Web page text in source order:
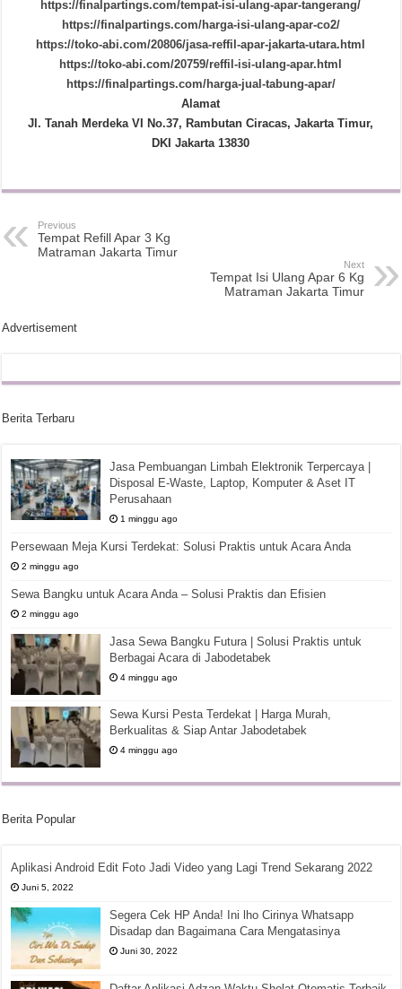
https://finalpartings.com/tempat-isi-ulang-apar-tangerang/
https://finalpartings.com/harga-isi-ulang-apar-co2/
https://toko-abi.com/20806/jasa-reffil-apar-jakarta-utara.html
https://toko-abi.com/20759/reffil-isi-ulang-apar.html
https://finalpartings.com/harga-jual-tabung-apar/
Alamat
Jl. Tanah Merdeka VI No.37, Rambutan Ciracas, Jakarta Timur,
DKI Jakarta 13830
Previous
Tempat Refill Apar 3 Kg
Matraman Jakarta Timur
Next
Tempat Isi Ulang Apar 6 Kg
Matraman Jakarta Timur
Advertisement
Berita Terbaru
Jasa Pembuangan Limbah Elektronik Terpercaya |
Disposal E-Waste, Laptop, Komputer & Aset IT
Perusahaan
1 minggu ago
Persewaan Meja Kursi Terdekat: Solusi Praktis untuk Acara Anda
2 minggu ago
Sewa Bangku untuk Acara Anda – Solusi Praktis dan Efisien
2 minggu ago
Jasa Sewa Bangku Futura | Solusi Praktis untuk
Berbagai Acara di Jabodetabek
4 minggu ago
Sewa Kursi Pesta Terdekat | Harga Murah,
Berkualitas & Siap Antar Jabodetabek
4 minggu ago
Berita Popular
Aplikasi Android Edit Foto Jadi Video yang Lagi Trend Sekarang 2022
Juni 5, 2022
Segera Cek HP Anda! Ini lho Cirinya Whatsapp
Disadap dan Bagaimana Cara Mengatasinya
Juni 30, 2022